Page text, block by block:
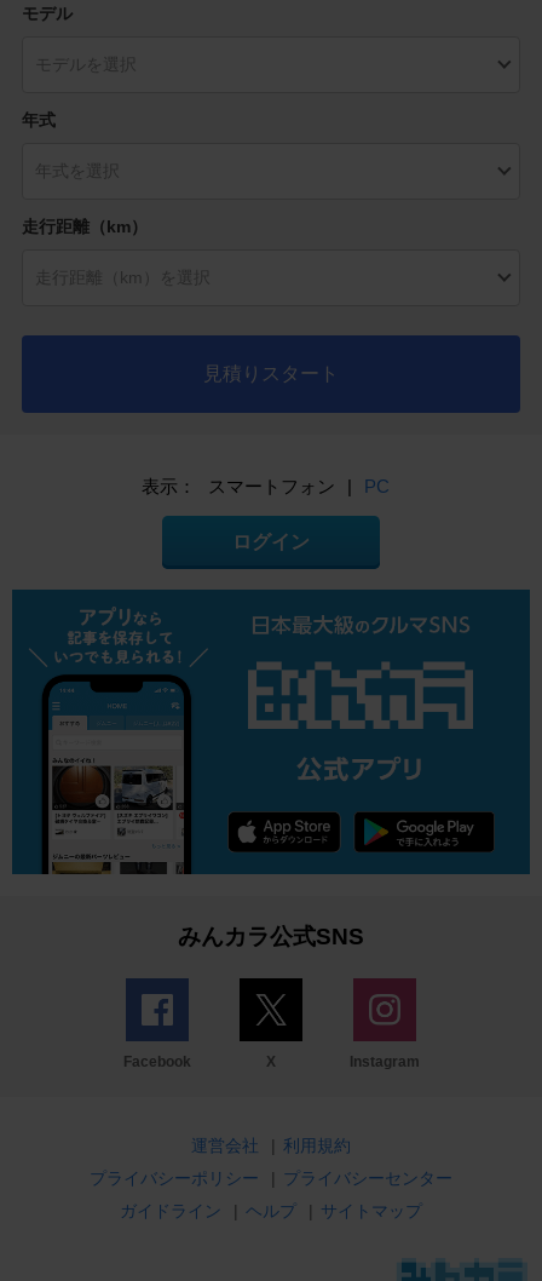
モデル
年式
走行距離（km）
見積りスタート
表示： スマートフォン | PC
ログイン
みんカラ公式SNS
Facebook X Instagram
運営会社 | 利用規約
プライバシーポリシー
| プライバシーセンター
ガイドライン
| ヘルプ | サイトマップ